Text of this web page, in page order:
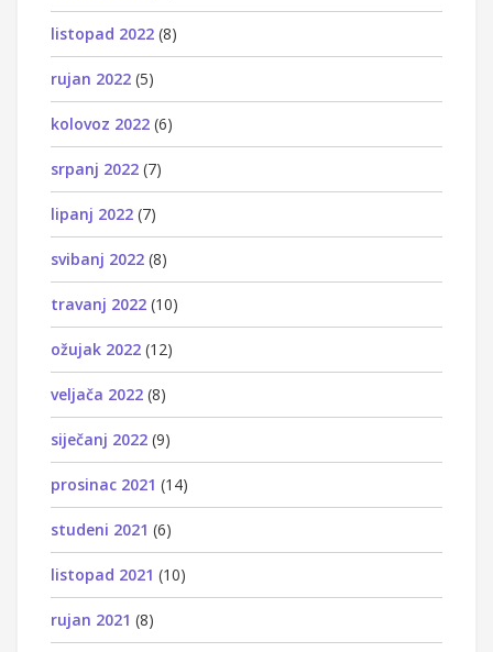
listopad 2022 (8)
rujan 2022 (5)
kolovoz 2022 (6)
srpanj 2022 (7)
lipanj 2022 (7)
svibanj 2022 (8)
travanj 2022 (10)
ožujak 2022 (12)
veljača 2022 (8)
siječanj 2022 (9)
prosinac 2021 (14)
studeni 2021 (6)
listopad 2021 (10)
rujan 2021 (8)